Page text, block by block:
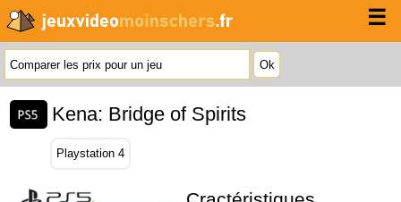
☰
Kena: Bridge of Spirits
Playstation 4